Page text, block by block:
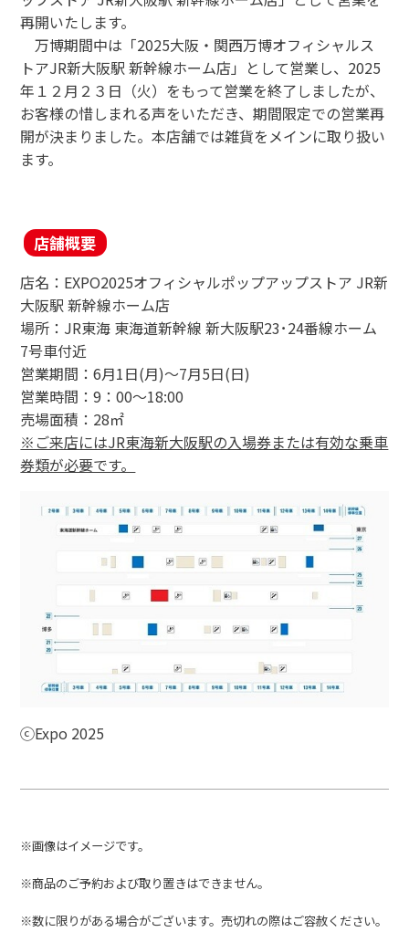
東海新幹線の駅店舗で駅弁が受取れる駅弁予約サイトです。
JR東海MARKET
再開いたします。
万博期間中は「2025大阪・関西万博オフィシャルス
トアJR新大阪駅 新幹線ホーム店」として営業し、2025
年１２月２３日（火）をもって営業を終了しましたが、
お客様の惜しまれる声をいただき、期間限定での営業再
開が決まりました。本店舗では雑貨をメインに取り扱い
ます。
店舗概要
店名：EXPO2025オフィシャルポップアップストア JR新
大阪駅 新幹線ホーム店
場所：JR東海 東海道新幹線 新大阪駅23･24番線ホーム
7号車付近
営業期間：6月1日(月)～7月5日(日)
営業時間：9：00～18:00
売場面積：28㎡
※ご来店にはJR東海新大阪駅の入場券または有効な乗車
券類が必要です。
ⓒExpo 2025
※画像はイメージです。
※商品のご予約および取り置きはできません。
※数に限りがある場合がございます。売切れの際はご容赦ください。